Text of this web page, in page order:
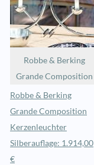
Robbe & Berking
Grande Composition
Robbe & Berking
Grande Composition
Kerzenleuchter
Silberauflage: 1.914,00
€